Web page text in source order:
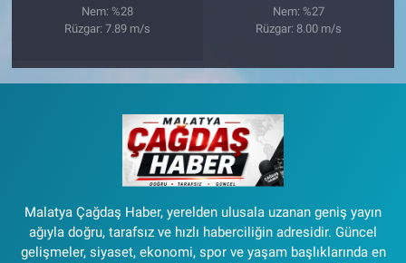
Nem: %28
Rüzgar: 7.89 m/s
Nem: %27
Rüzgar: 8.00 m/s
Malatya Çağdaş Haber, yerelden ulusala uzanan geniş yayın
ağıyla doğru, tarafsız ve hızlı haberciliğin adresidir. Güncel
gelişmeler, siyaset, ekonomi, spor ve yaşam başlıklarında en